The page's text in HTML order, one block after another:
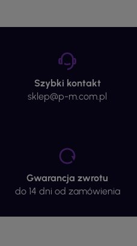
Szybki kontakt
sklep@p-m.com.pl
Gwarancja zwrotu
do 14 dni od zamówienia